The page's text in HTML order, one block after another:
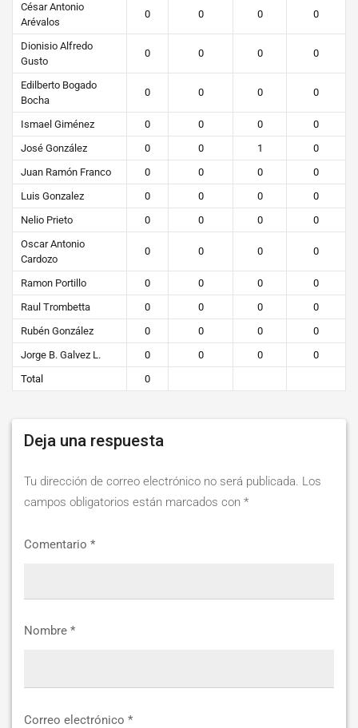
César Antonio
Arévalos
0 0 0 0
Dionisio Alfredo
Gusto
0 0 0 0
Edilberto Bogado
Bocha
0 0 0 0
Ismael Giménez 0 0 0
0
José González
0 0 1
0
Juan Ramón Franco
0 0 0
0
Luis Gonzalez
0 0 0
0
Nelio Prieto
0 0 0
0
Oscar Antonio
Cardozo
0 0 0 0
Ramon Portillo 0 0 0
0
Raul Trombetta
0 0 0
0
Rubén González
0 0 0
0
Jorge B. Galvez L.
0 0 0
0
Total
0
Deja una respuesta
Tu dirección de correo electrónico no será publicada. Los
campos obligatorios están marcados con *
Comentario *
Nombre *
Correo electrónico *